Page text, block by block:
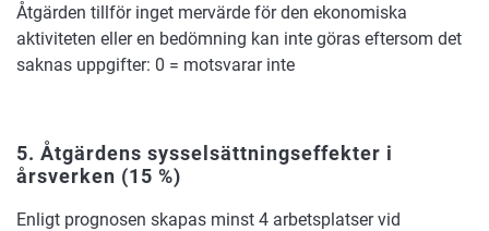
Åtgärden tillför inget mervärde för den ekonomiska
aktiviteten eller en bedömning kan inte göras eftersom det
saknas uppgifter: 0 = motsvarar inte
5. Åtgärdens sysselsättningseffekter i
årsverken (15 %)
Enligt prognosen skapas minst 4 arbetsplatser vid